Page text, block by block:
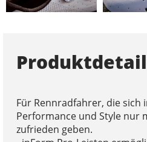
Für Rennradfahrer, die sich
Performance und Style nur
zufrieden geben.